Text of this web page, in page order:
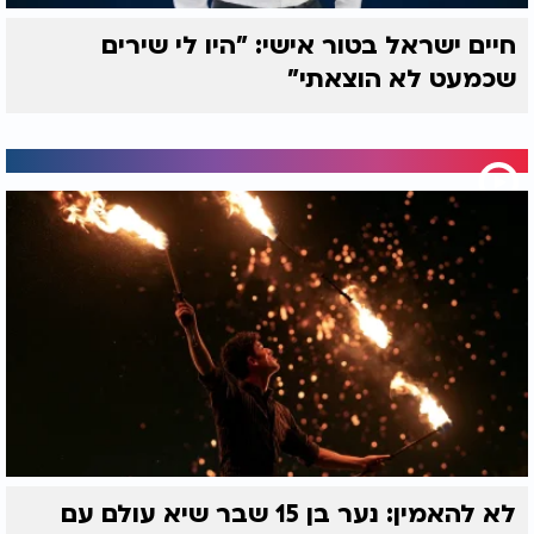
הכותב:
תורתך שאלתי' 'כי ישאלך' - על הגדה של
פסח, 'מה שאלתך' - על מגילת אסתר.
חיים ישראל בטור אישי: "היו לי שירים
שכמעט לא הוצאתי"
לא להאמין: נער בן 15 שבר שיא עולם עם